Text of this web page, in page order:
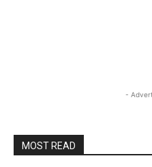
-
MOST READ